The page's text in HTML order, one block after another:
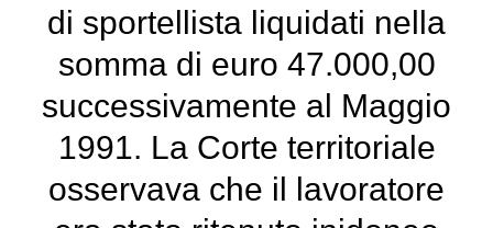
di sportellista liquidati nella
somma di euro 47.000,00
successivamente al Maggio
1991. La Corte territoriale
osservava che il lavoratore